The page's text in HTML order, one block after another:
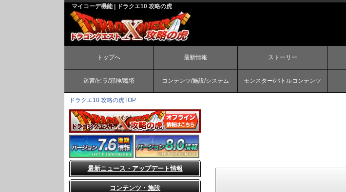
マイコーデ機能 | ドラクエ10 攻略の虎
トップへ 最新情報 ストーリー
迷宮/ピラ/邪神/魔塔 コンテンツ/施設/システム モンスター/バトルコンテンツ
ドラクエ10 攻略の虎TOP
最新ニュース・アップデート情報
コンテンツ・施設